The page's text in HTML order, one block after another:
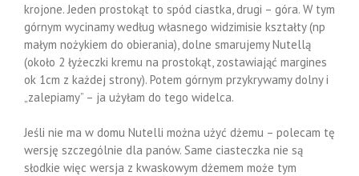
krojone. Jeden prostokąt to spód ciastka, drugi – góra. W tym
górnym wycinamy według własnego widzimisie kształty (np
małym nożykiem do obierania), dolne smarujemy Nutellą
(około 2 łyżeczki kremu na prostokąt, zostawiająć margines
ok 1cm z każdej strony). Potem górnym przykrywamy dolny i
„zalepiamy” – ja użyłam do tego widelca.
Jeśli nie ma w domu Nutelli można użyć dżemu – polecam tę
wersję szczególnie dla panów. Same ciasteczka nie są
słodkie więc wersja z kwaskowym dżemem może tym